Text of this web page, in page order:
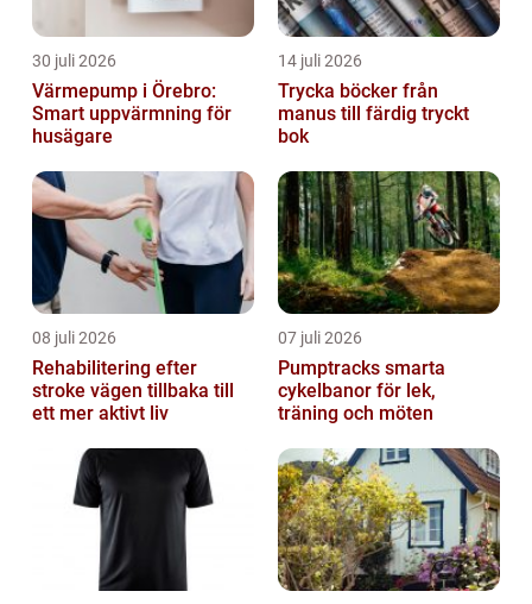
30 juli 2026
Värmepump i Örebro:
Smart uppvärmning för
husägare
14 juli 2026
Trycka böcker från
manus till färdig tryckt
bok
08 juli 2026
Rehabilitering efter
stroke vägen tillbaka till
ett mer aktivt liv
07 juli 2026
Pumptracks smarta
cykelbanor för lek,
träning och möten